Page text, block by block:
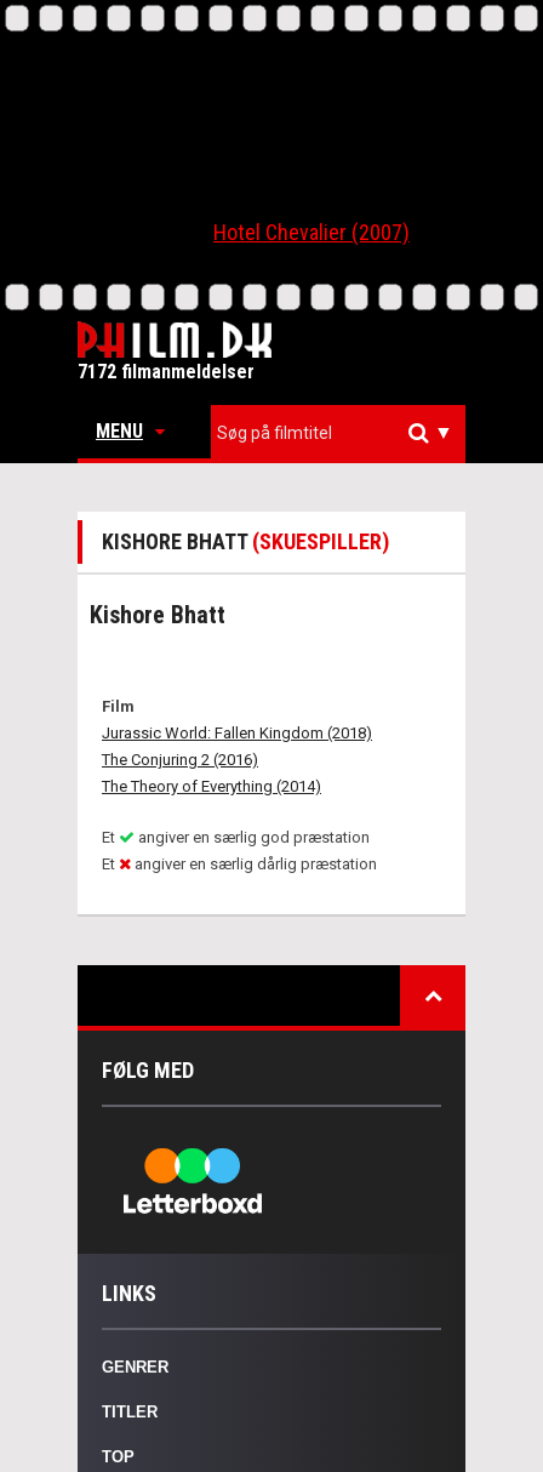
Hotel Chevalier (2007)
7172 filmanmeldelser
MENU ▼
KISHORE BHATT(SKUESPILLER)
Kishore Bhatt
Film
Jurassic World: Fallen Kingdom (2018)
The Conjuring 2 (2016)
The Theory of Everything (2014)
Et
angiver en særlig god præstation
Et
angiver en særlig dårlig præstation
FØLG MED
LINKS
GENRER
TITLER
TOP